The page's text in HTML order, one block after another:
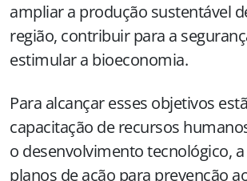
ampliar a produção sustentável
região, contribuir para a
estimular a bioeconomia.
Para alcançar esses objetivos
capacitação de recursos
o desenvolvimento tecnológico,
planos de ação para prevenção